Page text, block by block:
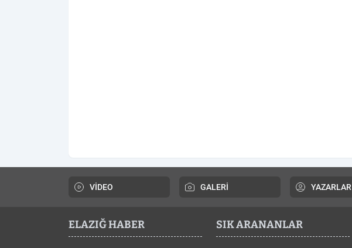
VİDEO GALERİ YAZARLAR
ELAZIĞ HABER SIK ARANANLAR